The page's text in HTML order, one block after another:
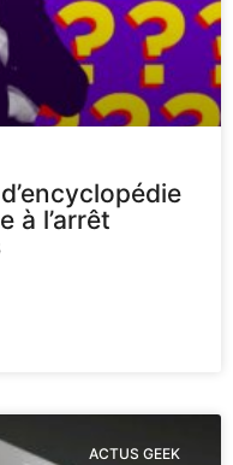
à l’arrêt
ACTUS GEEK